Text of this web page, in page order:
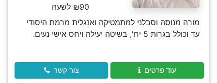
₪90 לשעה
מורה מנוסה וסבלני למתמטיקה ואנגלית מרמת היסודי
עד וכולל בגרות 5 יח', בשיטה יעילה ויחס אישי נעים.
עוד פרטים צור קשר